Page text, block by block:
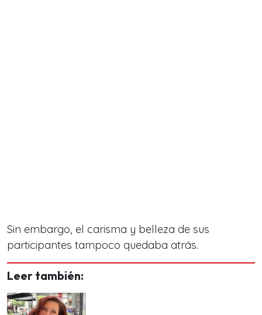
Sin embargo, el carisma y belleza de sus
participantes tampoco quedaba atrás.
Leer también: